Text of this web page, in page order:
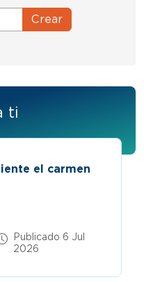
Crear
ti
el carmen
Publicado 6 Jul
2026